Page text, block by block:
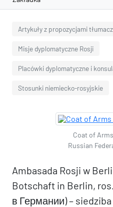
Artykuły z propozycjami
Misje dyplomatyczne Rosji
Placówki dyplomatyczne i
Stosunki niemiecko-rosyjskie
Coat of
Russian
Ambasada Rosji w
Botschaft in Berlin,
в Германии) –